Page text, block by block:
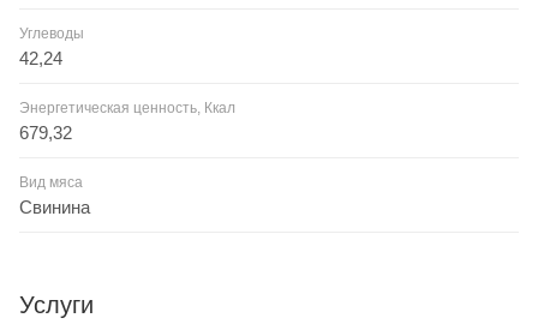
Углеводы
42,24
Энергетическая ценность, Ккал
679,32
Вид мяса
Свинина
Услуги